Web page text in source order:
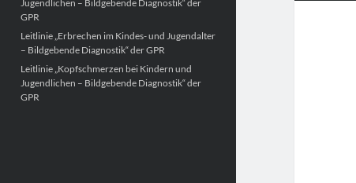
Jugendlichen – Bildgebende Diagnostik“ der
GPR
Leitlinie „Erbrechen im Kindes- und Jugendalter
– Bildgebende Diagnostik“ der GPR
Leitlinie „Kopfschmerzen bei Kindern und
Jugendlichen – Bildgebende Diagnostik“ der
GPR